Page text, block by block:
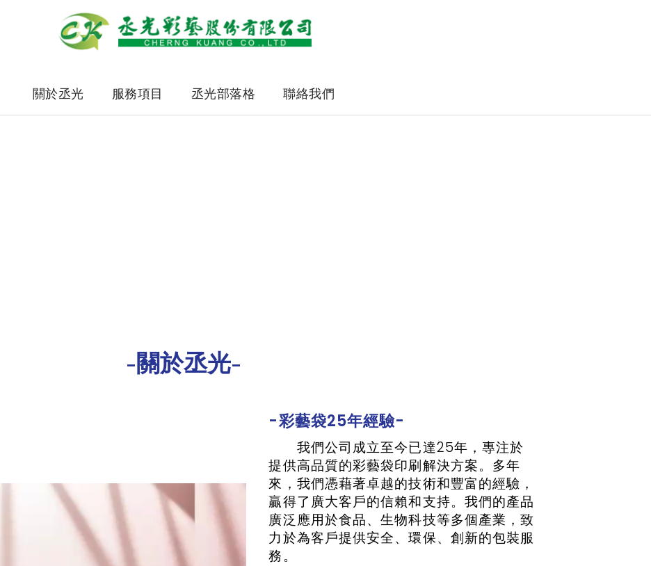
關於丞光 服務項目 丞光部落格 聯絡我們
-關於丞光-
-彩藝袋25年經驗-
我們公司成立至今已達25年，專注於
提供高品質的彩藝袋印刷解決方案。多年
來，我們憑藉著卓越的技術和豐富的經驗，
贏得了廣大客戶的信賴和支持。我們的產品
廣泛應用於食品、生物科技等多個產業，致
力於為客戶提供安全、環保、創新的包裝服
務。